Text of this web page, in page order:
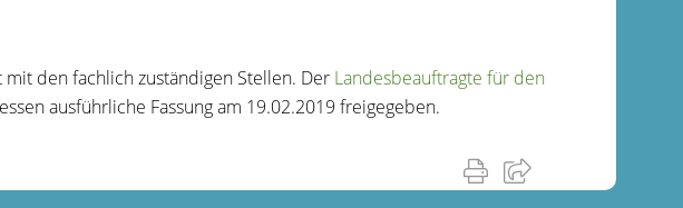
den fachlich zuständigen Stellen. Der Landesbeauftragte für den
ausführliche Fassung am 19.02.2019 freigegeben.